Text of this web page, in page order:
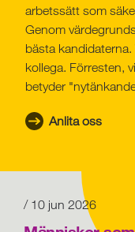
arbetssätt som
Genom
bästa
kollega. Förresten,
betyder
Anlita oss
/ 10 jun 2026